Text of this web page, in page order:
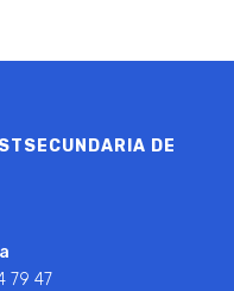
DE
79 47